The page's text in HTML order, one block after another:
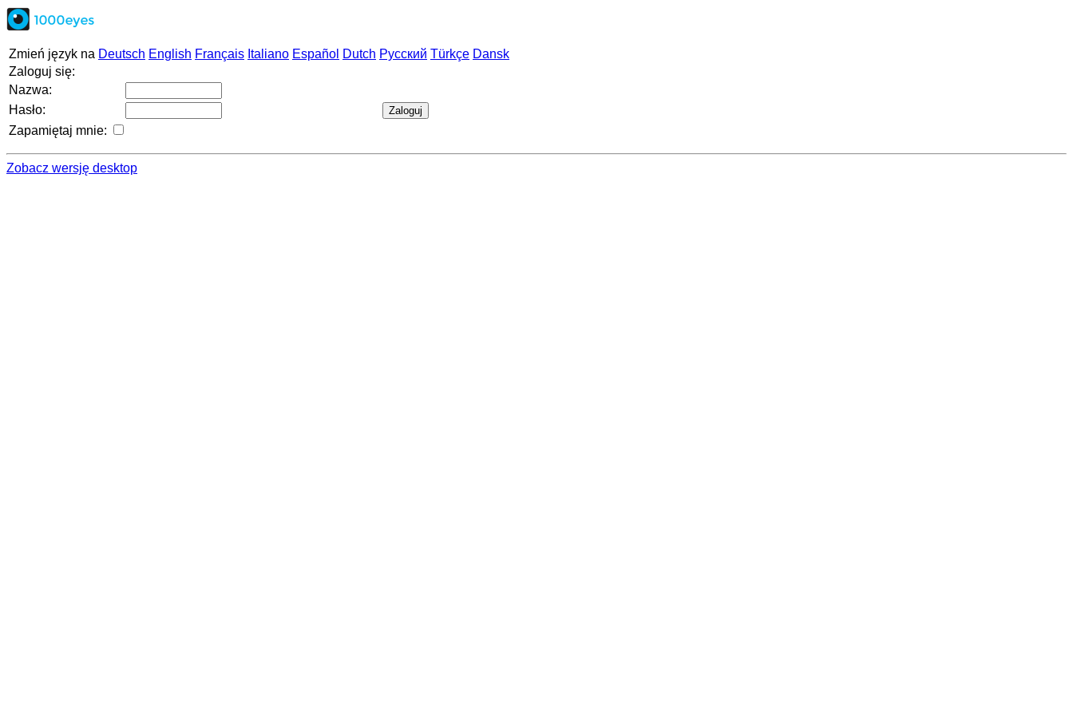
Zmień język na Deutsch English Français Italiano Español Dutch Русский Türkçe Dansk
Zaloguj się:
Nazwa:
Hasło:
Zapamiętaj mnie:
Zobacz wersję desktop